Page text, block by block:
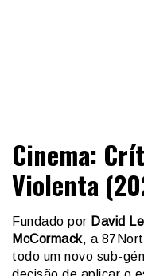
Central
Cinema:
Violenta
Fundado por David
McCormack, a
todo um novo sub-